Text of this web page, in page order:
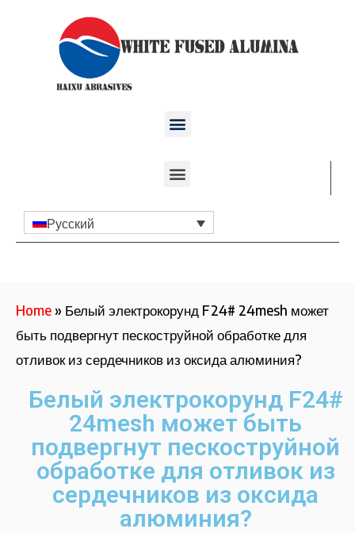
Русский
Home» Белый электрокорунд F24# 24mesh может
быть подвергнут пескоструйной обработке для
отливок из сердечников из оксида алюминия?
Белый электрокорунд F24#
24mesh может быть
подвергнут пескоструйной
обработке для отливок из
сердечников из оксида
алюминия?